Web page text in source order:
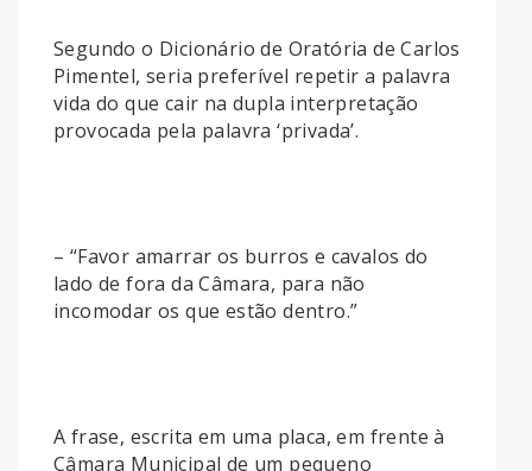
Segundo o Dicionário de Oratória de Carlos
Pimentel, seria preferível repetir a palavra
vida do que cair na dupla interpretação
provocada pela palavra ‘privada’.
– “Favor amarrar os burros e cavalos do
lado de fora da Câmara, para não
incomodar os que estão dentro.”
A frase, escrita em uma placa, em frente à
Câmara Municipal de um pequeno